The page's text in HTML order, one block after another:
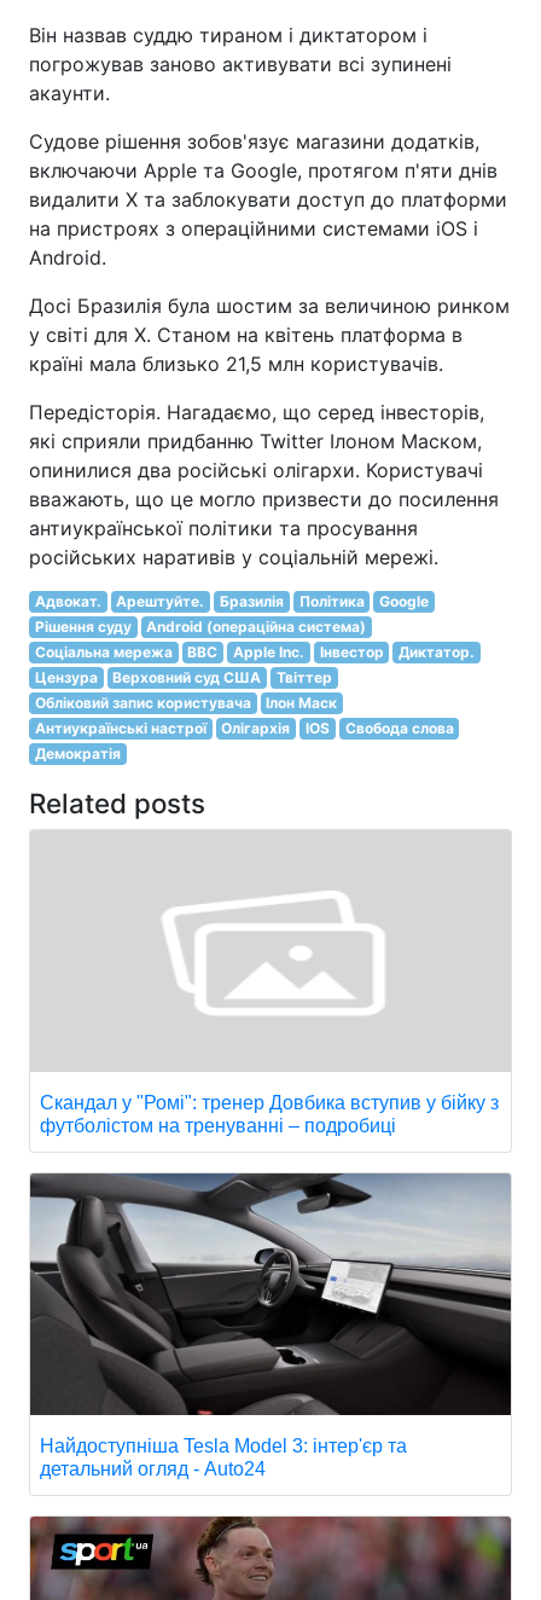
Він назвав суддю тираном і диктатором і
погрожував заново активувати всі зупинені
акаунти.
Судове рішення зобов'язує магазини додатків,
включаючи Apple та Google, протягом п'яти днів
видалити X та заблокувати доступ до платформи
на пристроях з операційними системами iOS і
Android.
Досі Бразилія була шостим за величиною ринком
у світі для Х. Станом на квітень платформа в
країні мала близько 21,5 млн користувачів.
Передісторія. Нагадаємо, що серед інвесторів,
які сприяли придбанню Twitter Ілоном Маском,
опинилися два російські олігархи. Користувачі
вважають, що це могло призвести до посилення
антиукраїнської політики та просування
російських наративів у соціальній мережі.
Адвокат. Арештуйте. Бразилія Політика
Google
Рішення суду
Android (операційна система)
Соціальна мережа
BBC Apple Inc. Інвестор
Диктатор.
Цензура
Верховний суд США
Твіттер
Обліковий запис користувача
Ілон Маск
Антиукраїнські настрої
Олігархія IOS
Свобода слова
Демократія
Related posts
Скандал у "Ромі": тренер Довбика вступив у бійку з
футболістом на тренуванні – подробиці
Найдоступніша Tesla Model 3: інтер'єр та
детальний огляд - Auto24